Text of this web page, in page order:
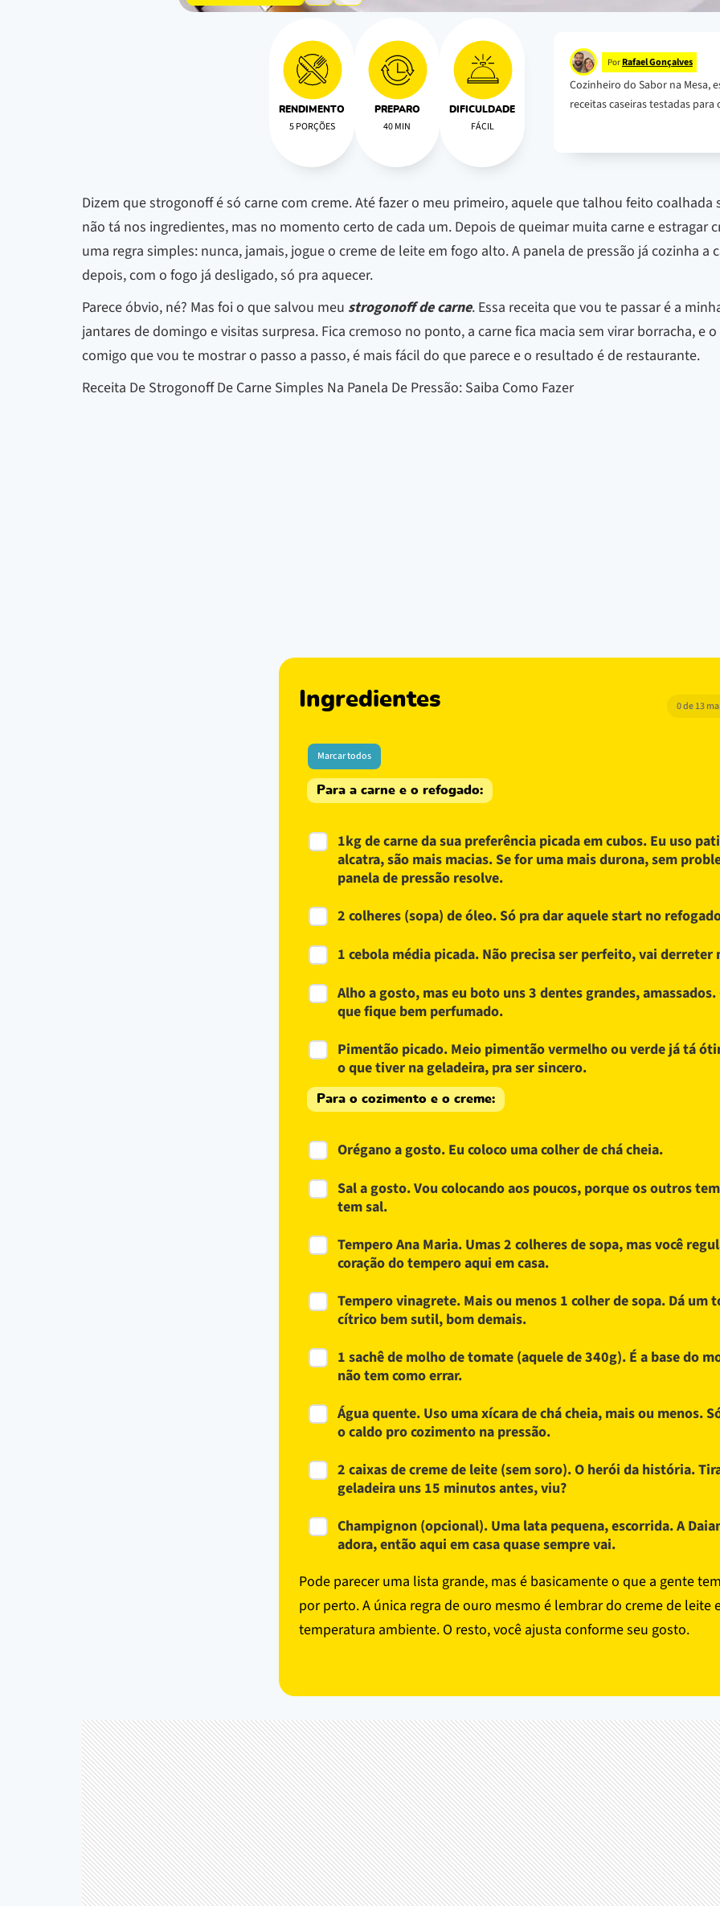
RENDIMENTO
5 PORÇÕES
PREPARO
40 MIN
DIFICULDADE
FÁCIL
Por Rafael Gonçalves
Cozinheiro do Sabor na Mesa,
receitas caseiras testadas para
Dizem que strogonoff é só carne com creme. Até fazer o meu primeiro, aquele que talhou feito coalhada
não tá nos ingredientes, mas no momento certo de cada um. Depois de queimar muita carne e estragar
uma regra simples: nunca, jamais, jogue o creme de leite em fogo alto. A panela de pressão já cozinha a
depois, com o fogo já desligado, só pra aquecer.
Parece óbvio, né? Mas foi o que salvou meu strogonoff de carne. Essa receita que vou te passar é a
jantares de domingo e visitas surpresa. Fica cremoso no ponto, a carne fica macia sem virar borracha, e
comigo que vou te mostrar o passo a passo, é mais fácil do que parece e o resultado é de restaurante.
Receita De Strogonoff De Carne Simples Na Panela De Pressão: Saiba Como Fazer
Ingredientes 0 de 13
Marcar todos
Para a carne e o refogado:
1kg de carne da sua preferência picada em cubos. Eu uso
alcatra, são mais macias. Se for uma mais durona, sem
panela de pressão resolve.
2 colheres (sopa) de óleo. Só pra dar aquele start no
1 cebola média picada. Não precisa ser perfeito, vai derreter
Alho a gosto, mas eu boto uns 3 dentes grandes, amassados.
que fique bem perfumado.
Pimentão picado. Meio pimentão vermelho ou verde já tá
o que tiver na geladeira, pra ser sincero.
Para o cozimento e o creme:
Orégano a gosto. Eu coloco uma colher de chá cheia.
Sal a gosto. Vou colocando aos poucos, porque os outros
tem sal.
Tempero Ana Maria. Umas 2 colheres de sopa, mas você
coração do tempero aqui em casa.
Tempero vinagrete. Mais ou menos 1 colher de sopa. Dá um
cítrico bem sutil, bom demais.
1 sachê de molho de tomate (aquele de 340g). É a base do
não tem como errar.
Água quente. Uso uma xícara de chá cheia, mais ou menos.
o caldo pro cozimento na pressão.
2 caixas de creme de leite (sem soro). O herói da história.
geladeira uns 15 minutos antes, viu?
Champignon (opcional). Uma lata pequena, escorrida. A
adora, então aqui em casa quase sempre vai.
Pode parecer uma lista grande, mas é basicamente o que a gente
por perto. A única regra de ouro mesmo é lembrar do creme de leite
temperatura ambiente. O resto, você ajusta conforme seu gosto.